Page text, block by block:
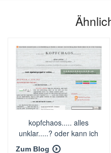
kopfchaos..... alles
unklar.....? oder kann ich
noch verwirrung
Zum Blog